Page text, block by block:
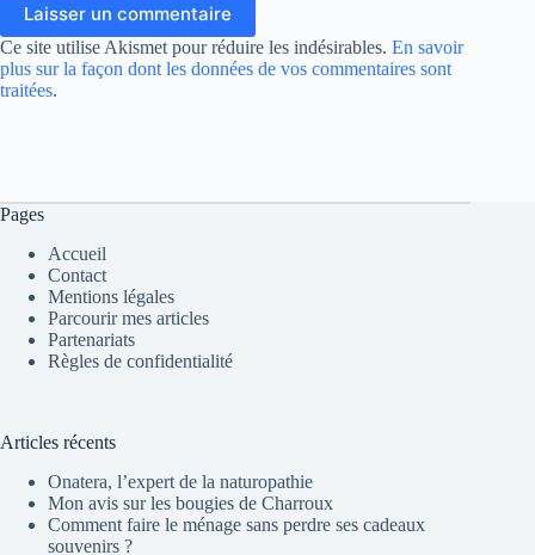
Laisser un commentaire
Ce site utilise Akismet pour réduire les indésirables. En savoir
plus sur la façon dont les données de vos commentaires sont
traitées.
Pages
Accueil
Contact
Mentions légales
Parcourir mes articles
Partenariats
Règles de confidentialité
Articles récents
Onatera, l’expert de la naturopathie
Mon avis sur les bougies de Charroux
Comment faire le ménage sans perdre ses cadeaux
souvenirs ?